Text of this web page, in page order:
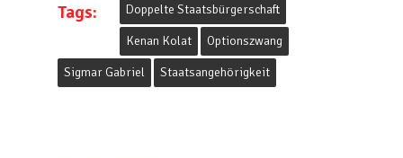
Tags: Doppelte Staatsbürgerschaft
Kenan Kolat Optionszwang
Sigmar Gabriel Staatsangehörigkeit